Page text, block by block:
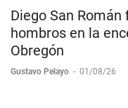
Diego San
hombros en la
Obregón
Gustavo Pelayo - 01/08/26